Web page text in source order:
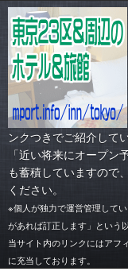
ンクつきでご紹介して
「近い将来にオープン
も蓄積していますので
ください。
※個人が独力で運営管理して
があれば訂正します」という
当サイト内のリンクにはアフ
に充当しております。